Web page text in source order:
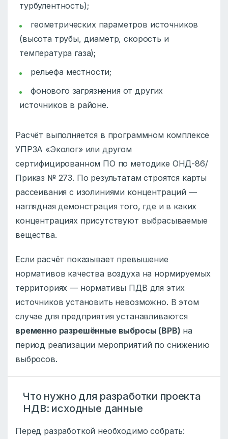
турбулентность);
геометрических параметров источников
(высота трубы, диаметр, скорость и
температура газа);
рельефа местности;
фонового загрязнения от других
источников в районе.
Расчёт выполняется в программном комплексе
УПРЗА «Эколог» или другом
сертифицированном ПО по методике ОНД-86/
Приказ № 273. По результатам строятся карты
рассеивания с изолиниями концентраций —
наглядная демонстрация того, где и в каких
концентрациях присутствуют выбрасываемые
вещества.
Если расчёт показывает превышение
нормативов качества воздуха на нормируемых
территориях — нормативы ПДВ для этих
источников установить невозможно. В этом
случае для предприятия устанавливаются
временно разрешённые выбросы (ВРВ) на
период реализации мероприятий по снижению
выбросов.
Что нужно для разработки проекта
НДВ: исходные данные
Перед разработкой необходимо собрать: